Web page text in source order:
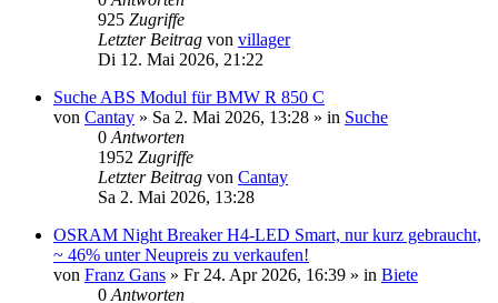
925 Zugriffe
Letzter Beitrag von villager
Di 12. Mai 2026, 21:22
Suche ABS Modul für BMW R 850 C
von Cantay » Sa 2. Mai 2026, 13:28 » in Suche
0 Antworten
1952 Zugriffe
Letzter Beitrag von Cantay
Sa 2. Mai 2026, 13:28
OSRAM Night Breaker H4-LED Smart, nur kurz gebraucht,
~ 46% unter Neupreis zu verkaufen!
von Franz Gans » Fr 24. Apr 2026, 16:39 » in Biete
0 Antworten